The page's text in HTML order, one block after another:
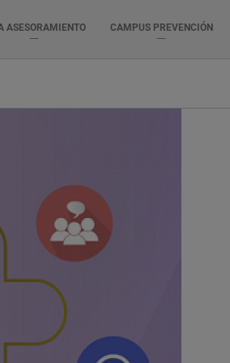
ASESORAMIENTO CAMPUS PREVENCIÓN